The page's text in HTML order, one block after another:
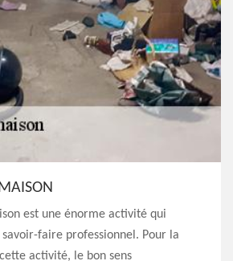
est une énorme activité qui
faire professionnel. Pour la
activité, le bon sens